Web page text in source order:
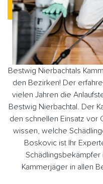
Bestwig Nierbachtals
den Bezirken! Der
vielen Jahren die
Bestwig Nierbachtal. Der
den schnellen Einsatz vor
wissen, welche
Boskovic ist Ihr
Schädlingsbekämpfer
Kammerjäger in allen